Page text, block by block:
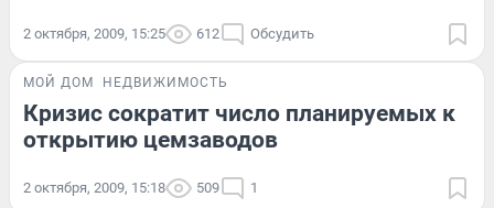
2 октября, 2009, 15:25 612 Обсудить
МОЙ ДОМ НЕДВИЖИМОСТЬ
Кризис сократит число планируемых к
открытию цемзаводов
2 октября, 2009, 15:18 509 1